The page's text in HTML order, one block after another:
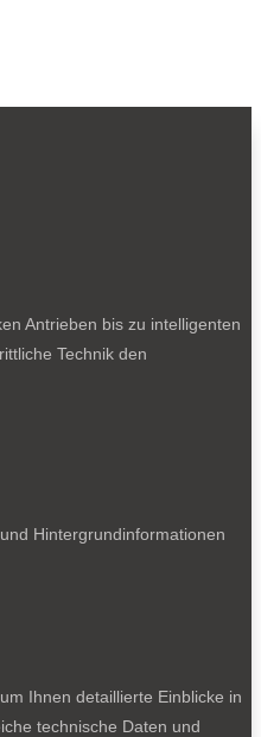
Antrieben bis zu intelligenten
Technik den
Hintergrundinformationen
Ihnen detaillierte Einblicke in
technische Daten und